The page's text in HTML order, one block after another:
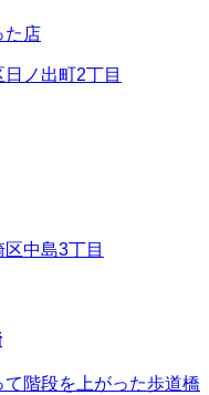
た店
ノ出町2丁目
中島3丁目
階段を上がった歩道橋